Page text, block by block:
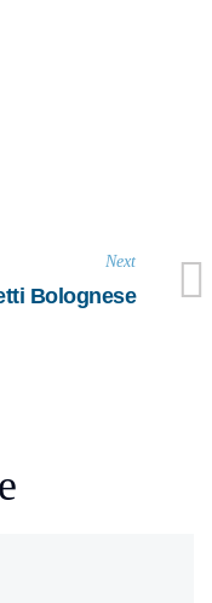
Next
Bolognese